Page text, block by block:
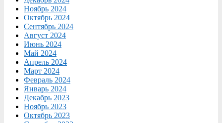
Ноябрь 2024
Октябрь 2024
Сентябрь 2024
Август 2024
Июнь 2024
Май 2024
Апрель 2024
Март 2024
Февраль 2024
Январь 2024
Декабрь 2023
Ноябрь 2023
Октябрь 2023